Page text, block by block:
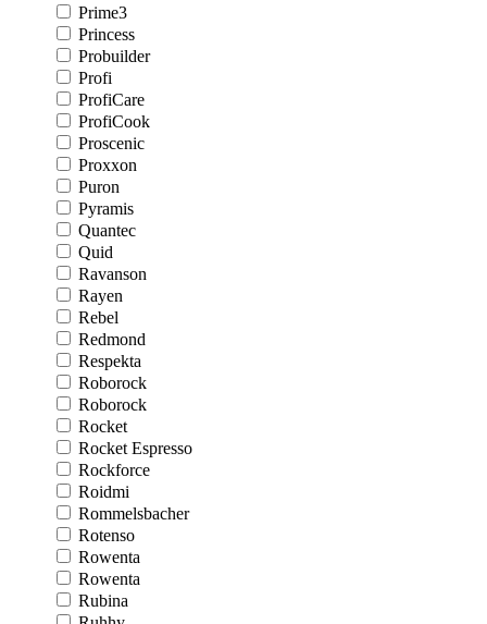
Prime3
Princess
Probuilder
Profi
ProfiCare
ProfiCook
Proscenic
Proxxon
Puron
Pyramis
Quantec
Quid
Ravanson
Rayen
Rebel
Redmond
Respekta
Roborock
Roborock
Rocket
Rocket Espresso
Rockforce
Roidmi
Rommelsbacher
Rotenso
Rowenta
Rowenta
Rubina